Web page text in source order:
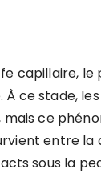
capillaire,
À ce stade,
ce
entre la
sous la